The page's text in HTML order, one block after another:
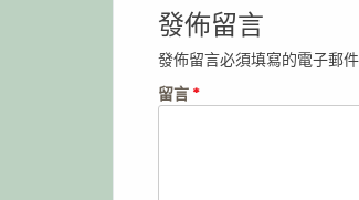
發佈留言
發佈留言必須填寫的電子郵
留言 *